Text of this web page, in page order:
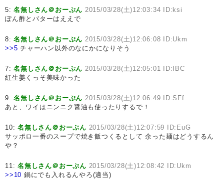
5:名無しさん＠おーぷん 2015/03/28(土)12:03:34 ID:ksi
ぽん酢とバターはええで
8:名無しさん＠おーぷん 2015/03/28(土)12:06:08 ID:Ukm
>>5 チャーハン以外のなにかになりそう
7:名無しさん＠おーぷん 2015/03/28(土)12:05:01 ID:IBC
紅生姜くっそ美味かった
9:名無しさん＠おーぷん 2015/03/28(土)12:06:49 ID:SFf
あと、ワイはニンニク醤油も使ったりするで！
10:名無しさん＠おーぷん 2015/03/28(土)12:07:59 ID:EuG
サッポロ一番のスープで焼き飯つくるとして 余った麺はどうするん
や？
11:名無しさん＠おーぷん 2015/03/28(土)12:08:42 ID:Ukm
>>10 鍋にでも入れるんやろ(適当)